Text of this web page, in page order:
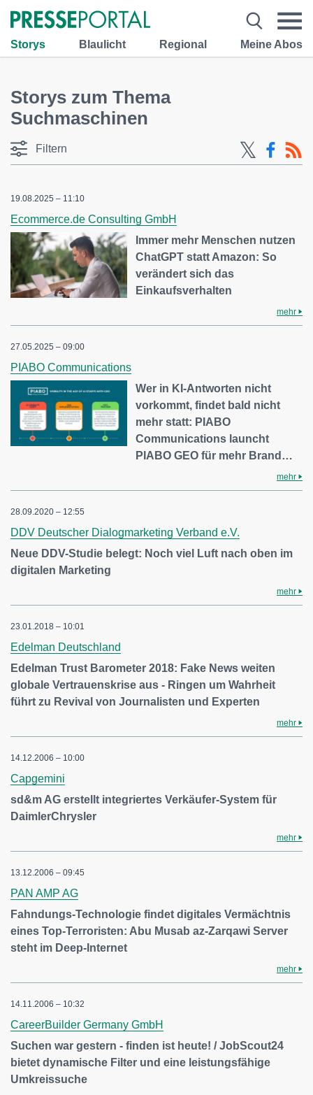
Storys Blaulicht Regional Meine Abos
Storys zum Thema
Suchmaschinen
Filtern
19.08.2025 – 11:10
Ecommerce.de Consulting GmbH
Immer mehr Menschen nutzen
ChatGPT statt Amazon: So
verändert sich das
Einkaufsverhalten
mehr
27.05.2025 – 09:00
PIABO Communications
Wer in KI-Antworten nicht
vorkommt, findet bald nicht
mehr statt: PIABO
Communications launcht
PIABO GEO für mehr Brand…
mehr
28.09.2020 – 12:55
DDV Deutscher Dialogmarketing Verband e.V.
Neue DDV-Studie belegt: Noch viel Luft nach oben im
digitalen Marketing
mehr
23.01.2018 – 10:01
Edelman Deutschland
Edelman Trust Barometer 2018: Fake News weiten
globale Vertrauenskrise aus - Ringen um Wahrheit
führt zu Revival von Journalisten und Experten
mehr
14.12.2006 – 10:00
Capgemini
sd&m AG erstellt integriertes Verkäufer-System für
DaimlerChrysler
mehr
13.12.2006 – 09:45
PAN AMP AG
Fahndungs-Technologie findet digitales Vermächtnis
eines Top-Terroristen: Abu Musab az-Zarqawi Server
steht im Deep-Internet
mehr
14.11.2006 – 10:32
CareerBuilder Germany GmbH
Suchen war gestern - finden ist heute! / JobScout24
bietet dynamische Filter und eine leistungsfähige
Umkreissuche